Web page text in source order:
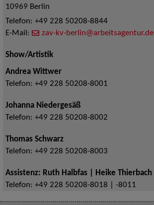
10969 Berlin
Telefon: +49 228 50208-8844
E-Mail:
zav-kv-berlin@arbeitsagentur.de
Show/Artistik
Andrea Wittwer
Telefon: +49 228 50208-8001
Johanna Niedergesäß
Telefon: +49 228 50208-8002
Thomas Schwarz
Telefon: +49 228 50208-8003
Assistenz: Ruth Halbfas | Heike Thierbach
Telefon: +49 228 50208-8018 | -8011